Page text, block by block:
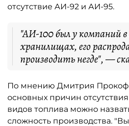
отсутствие АИ-92 и АИ-95.
"АИ-100 был у компаний в
хранилищах, его
производить негде", —
По мнению Дмитрия
основных причин
видов топлива можно
сложность производства.